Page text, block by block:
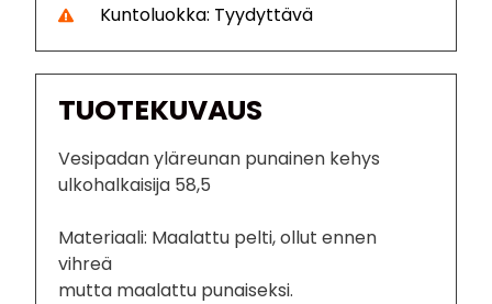
Kuntoluokka: Tyydyttävä
TUOTEKUVAUS
Vesipadan yläreunan punainen kehys
ulkohalkaisija 58,5
Materiaali: Maalattu pelti, ollut ennen
vihreä
mutta maalattu punaiseksi.